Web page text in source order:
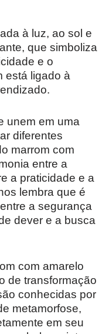
à luz, ao sol e
que simboliza
e o
está ligado à
unem em uma
diferentes
marrom com
entre a
a praticidade e a
lembra que é
a segurança
dever e a busca
com amarelo
de transformação
conhecidas por
metamorfose,
em seu